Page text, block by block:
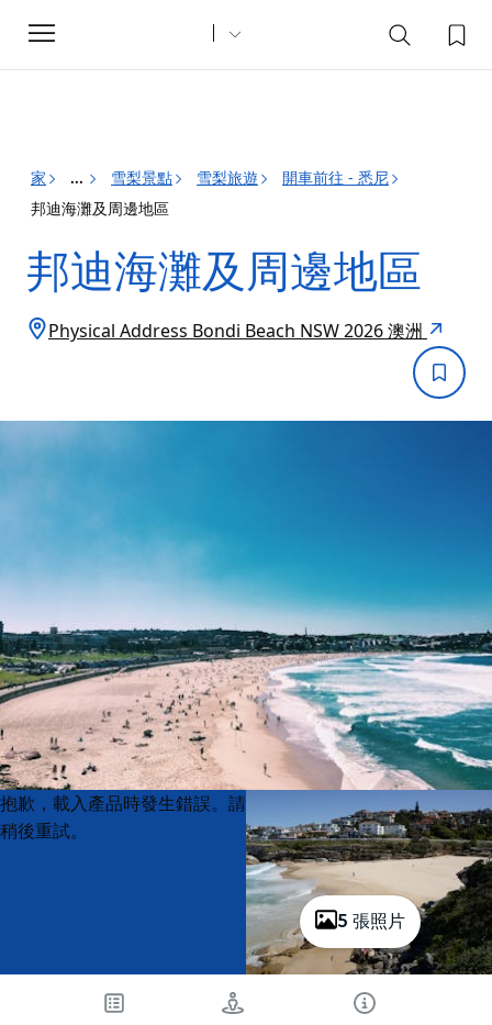
Toggle
navigation
家 ... 雪梨景點 雪梨旅遊
開車前往 - 悉尼
邦迪海灘及周邊地區
邦迪海灘及周邊地區
Physical Address Bondi Beach NSW 2026 澳洲
5 張照片
Product
List
Product
List
抱歉，載入產品時發生錯誤。請
稍後重試。